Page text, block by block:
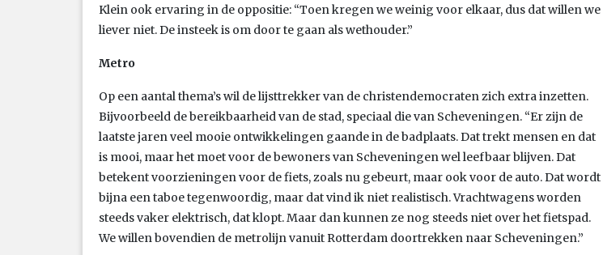
Klein ook ervaring in de oppositie: “Toen kregen we weinig voor elkaar, dus dat willen we
liever niet. De insteek is om door te gaan als wethouder.”
Metro
Op een aantal thema’s wil de lijsttrekker van de christendemocraten zich extra inzetten.
Bijvoorbeeld de bereikbaarheid van de stad, speciaal die van Scheveningen. “Er zijn de
laatste jaren veel mooie ontwikkelingen gaande in de badplaats. Dat trekt mensen en dat
is mooi, maar het moet voor de bewoners van Scheveningen wel leefbaar blijven. Dat
betekent voorzieningen voor de fiets, zoals nu gebeurt, maar ook voor de auto. Dat wordt
bijna een taboe tegenwoordig, maar dat vind ik niet realistisch. Vrachtwagens worden
steeds vaker elektrisch, dat klopt. Maar dan kunnen ze nog steeds niet over het fietspad.
We willen bovendien de metrolijn vanuit Rotterdam doortrekken naar Scheveningen.”